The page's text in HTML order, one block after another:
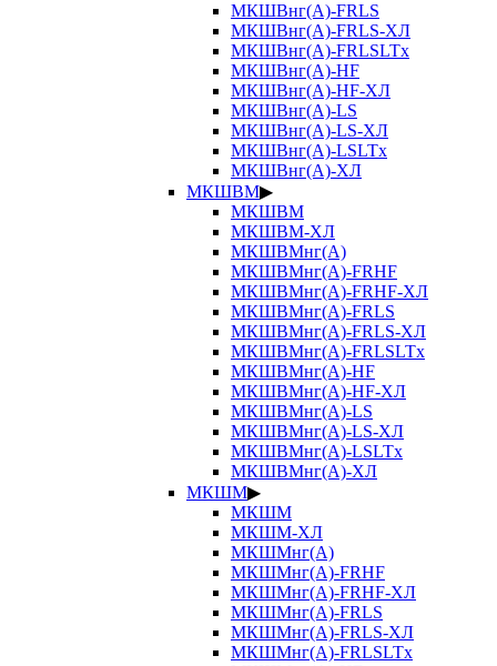
МКШВнг(А)-FRLS
МКШВнг(А)-FRLS-ХЛ
МКШВнг(А)-FRLSLTx
МКШВнг(А)-HF
МКШВнг(А)-HF-ХЛ
МКШВнг(А)-LS
МКШВнг(А)-LS-ХЛ
МКШВнг(А)-LSLTx
МКШВнг(А)-ХЛ
МКШВМ▶
МКШВМ
МКШВМ-ХЛ
МКШВМнг(А)
МКШВМнг(А)-FRHF
МКШВМнг(А)-FRHF-ХЛ
МКШВМнг(А)-FRLS
МКШВМнг(А)-FRLS-ХЛ
МКШВМнг(А)-FRLSLTx
МКШВМнг(А)-HF
МКШВМнг(А)-HF-ХЛ
МКШВМнг(А)-LS
МКШВМнг(А)-LS-ХЛ
МКШВМнг(А)-LSLTx
МКШВМнг(А)-ХЛ
МКШМ▶
МКШМ
МКШМ-ХЛ
МКШМнг(А)
МКШМнг(А)-FRHF
МКШМнг(А)-FRHF-ХЛ
МКШМнг(А)-FRLS
МКШМнг(А)-FRLS-ХЛ
МКШМнг(А)-FRLSLTx